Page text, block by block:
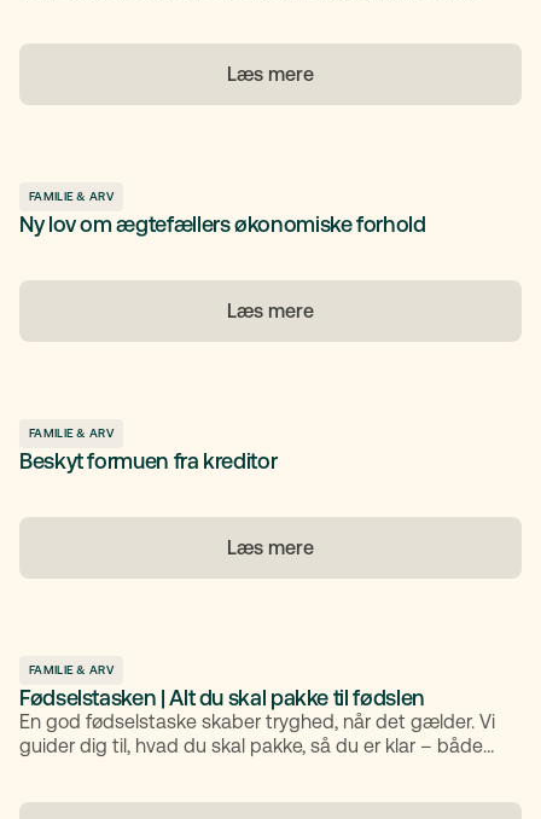
Læs mere
FAMILIE & ARV
Ny lov om ægtefællers økonomiske forhold
Læs mere
FAMILIE & ARV
Beskyt formuen fra kreditor
Læs mere
FAMILIE & ARV
Fødselstasken | Alt du skal pakke til fødslen
En god fødselstaske skaber tryghed, når det gælder. Vi
guider dig til, hvad du skal pakke, så du er klar – både